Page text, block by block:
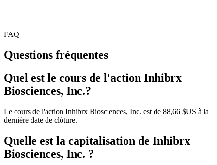
FAQ
Questions fréquentes
Quel est le cours de l'action Inhibrx
Biosciences, Inc.?
Le cours de l'action Inhibrx Biosciences, Inc. est de 88,66 $US à la
dernière date de clôture.
Quelle est la capitalisation de Inhibrx
Biosciences, Inc. ?